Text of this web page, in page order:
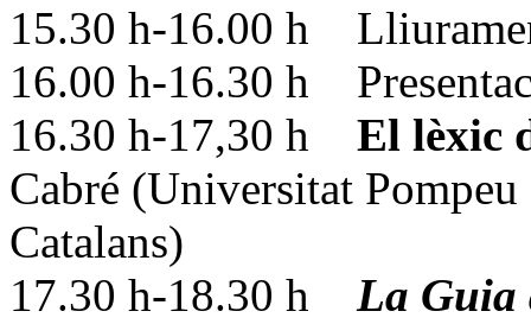
15.30 h-16.00 h
16.00 h-16.30 h
16.30 h-17,30 h El lèxic
Cabré (Universitat
Catalans)
17.30 h-18.30 h La Guia